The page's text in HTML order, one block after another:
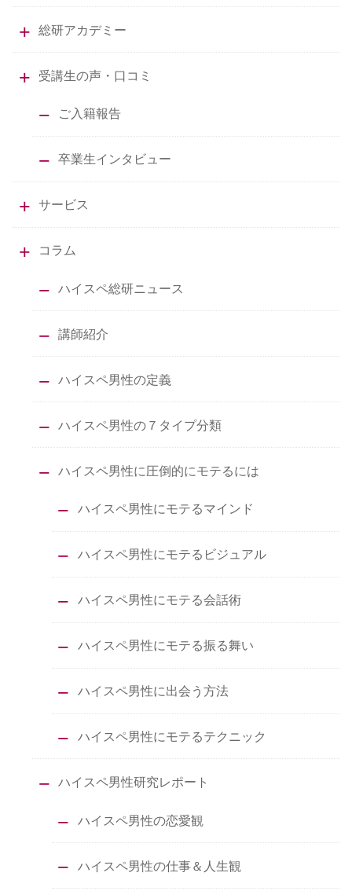
総研アカデミー
受講生の声・口コミ
ご入籍報告
卒業生インタビュー
サービス
コラム
ハイスペ総研ニュース
講師紹介
ハイスペ男性の定義
ハイスペ男性の７タイプ分類
ハイスペ男性に圧倒的にモテるには
ハイスペ男性にモテるマインド
ハイスペ男性にモテるビジュアル
ハイスペ男性にモテる会話術
ハイスペ男性にモテる振る舞い
ハイスペ男性に出会う方法
ハイスペ男性にモテるテクニック
ハイスペ男性研究レポート
ハイスペ男性の恋愛観
ハイスペ男性の仕事＆人生観